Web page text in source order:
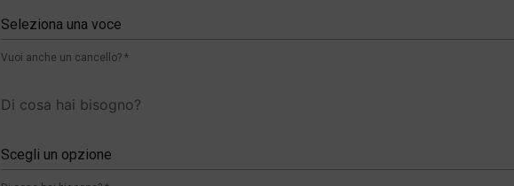
Seleziona una voce
Vuoi anche un cancello? *
Di cosa hai bisogno?
Scegli un opzione